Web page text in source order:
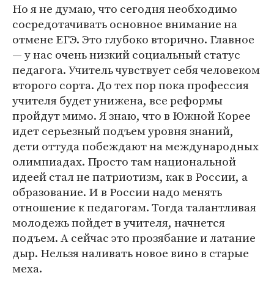
Но я не думаю, что сегодня необходимо
сосредотачивать основное внимание на
отмене ЕГЭ. Это глубоко вторично. Главное
— у нас очень низкий социальный статус
педагога. Учитель чувствует себя человеком
второго сорта. До тех пор пока профессия
учителя будет унижена, все реформы
пройдут мимо. Я знаю, что в Южной Корее
идет серьезный подъем уровня знаний,
дети оттуда побеждают на международных
олимпиадах. Просто там национальной
идеей стал не патриотизм, как в России, а
образование. И в России надо менять
отношение к педагогам. Тогда талантливая
молодежь пойдет в учителя, начнется
подъем. А сейчас это прозябание и латание
дыр. Нельзя наливать новое вино в старые
меха.